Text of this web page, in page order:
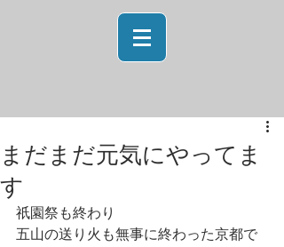
まだまだ元気にやってま
す
祇園祭も終わり
五山の送り火も無事に終わった京都で